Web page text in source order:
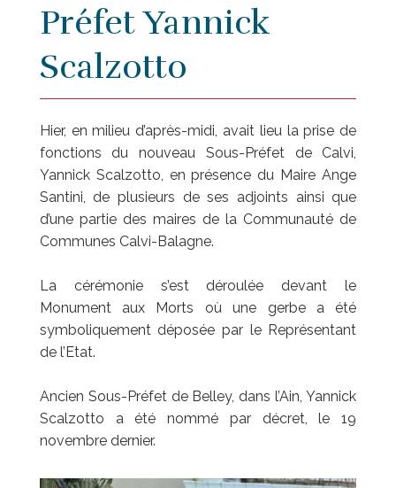
Préfet Yannick
Scalzotto
Hier, en milieu d’après-midi, avait lieu la prise de
fonctions du nouveau Sous-Préfet de Calvi,
Yannick Scalzotto, en présence du Maire Ange
Santini, de plusieurs de ses adjoints ainsi que
d’une partie des maires de la Communauté de
Communes Calvi-Balagne.
La cérémonie s’est déroulée devant le
Monument aux Morts où une gerbe a été
symboliquement déposée par le Représentant
de l’Etat.
Ancien Sous-Préfet de Belley, dans l’Ain, Yannick
Scalzotto a été nommé par décret, le 19
novembre dernier.